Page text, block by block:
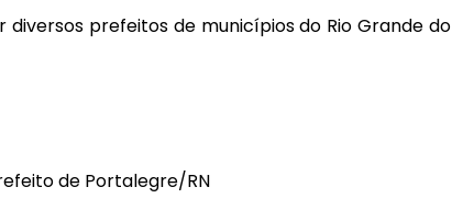
prefeitos de municípios do Rio Grande do
de Portalegre/RN